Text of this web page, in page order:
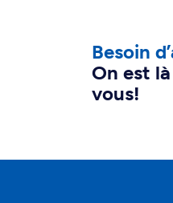
Besoin
On est
vous!